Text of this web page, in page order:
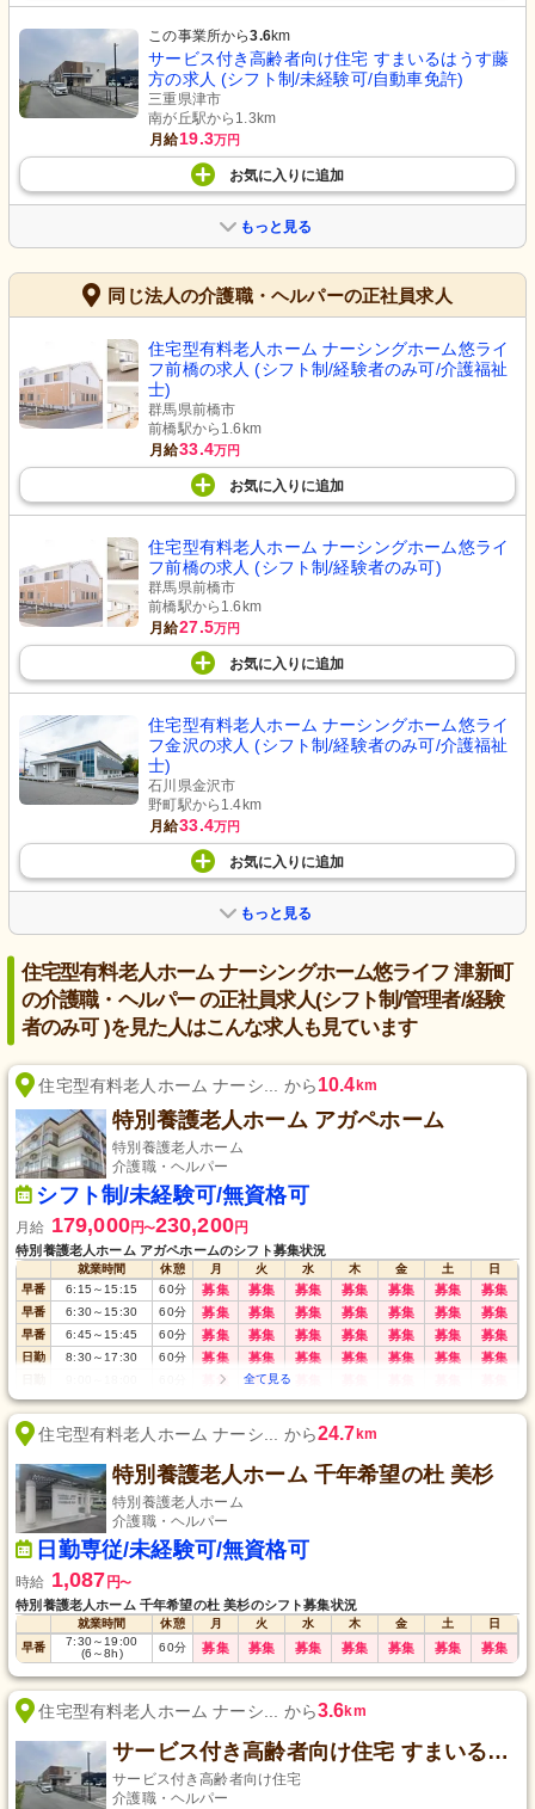
この事業所から3.6km
サービス付き高齢者向け住宅 すまいるはうす藤
方の求人 (シフト制/未経験可/自動車免許)
三重県津市
南が丘駅から1.3km
月給19.3万円
お気に入り に追加
もっと見る
同じ法人の介護職・ヘルパーの正社員求人
住宅型有料老人ホーム ナーシングホーム悠ライ
フ前橋の求人 (シフト制/経験者のみ可/介護福祉
士)
群馬県前橋市
前橋駅から1.6km
月給33.4万円
お気に入り に追加
住宅型有料老人ホーム ナーシングホーム悠ライ
フ前橋の求人 (シフト制/経験者のみ可)
群馬県前橋市
前橋駅から1.6km
月給27.5万円
お気に入り に追加
住宅型有料老人ホーム ナーシングホーム悠ライ
フ金沢の求人 (シフト制/経験者のみ可/介護福祉
士)
石川県金沢市
野町駅から1.4km
月給33.4万円
お気に入り に追加
もっと見る
住宅型有料老人ホーム ナーシングホーム悠ライフ 津新町
の介護職・ヘルパー の正社員求人(シフト制/管理者/経験
者のみ可 )を見た人はこんな求人も見ています
住宅型有料老人ホーム ナーシ... から10.4km
特別養護老人ホーム アガペホーム
特別養護老人ホーム
介護職・ヘルパー
シフト制/未経験可/無資格可
月給 179,000円〜230,200円
特別養護老人ホーム アガペホームのシフト募集状況
就業時間 休憩 月 火 水 木 金 土
日
早番
6:15 ～15:15 60分 募集 募集 募集 募集 募集 募集 募集
早番 6:30～15:30 60分 募集 募集 募集 募集 募集 募集 募集
早番 6:45 ～15:45 60分 募集 募集 募集 募集 募集 募集 募集
日勤 8:30～17:30 60分 募集 募集 募集 募集 募集 募集 募集
募集 募集
遅番 13:00～22:00 60分 募集 募集 募集 募集 募集 募集 募集
夜勤 21:45～翌6:45 60 募集 募集 募集 募集
住宅型有料老人ホーム ナーシ... から24.7km
特別養護老人ホーム 千年希望の杜 美杉
特別養護老人ホーム
介護職・ヘルパー
日勤専従/未経験可/無資格可
時給 1,087 円〜
特別養護老人ホーム 千年希望の杜 美杉のシフト募集状況
就業時間 休憩 月 火 水 木 金 土
日
早番
7:30～ 19:00
(6 ～8h) 60分 募集 募集 募集 募集 募集 募集 募集
住宅型有料老人ホーム ナーシ... から3.6km
サービス付き高齢者向け住宅 すまいるはうす藤方
サービス付き高齢者向け住宅
介護職・ヘルパー